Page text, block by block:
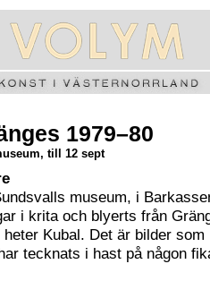
1979–80
till 12 sept
museum, i
i krita och blyerts från
Kubal. Det är bilder
tecknats i hast på någon